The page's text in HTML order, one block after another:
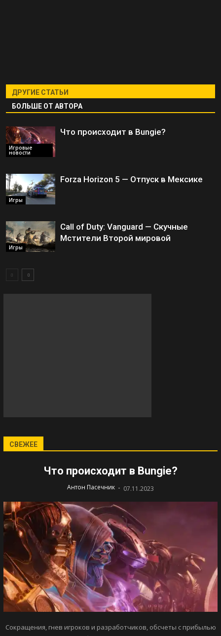
ДРУГИЕ СТАТЬИ
БОЛЬШЕ ОТ АВТОРА
Игровые
новости
Что происходит в Bungie?
Игры
Forza Horizon 5 — Отпуск в Мексике
Игры
Call of Duty: Vanguard — Скучные
Мстители Второй мировой
СВЕЖЕЕ
Что происходит в Bungie?
Антон Пасечник - 07.11.2023
Сокращения, гнев игроков и разработчиков, обсчеты с прибылью